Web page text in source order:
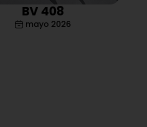
BV 408
mayo 2026